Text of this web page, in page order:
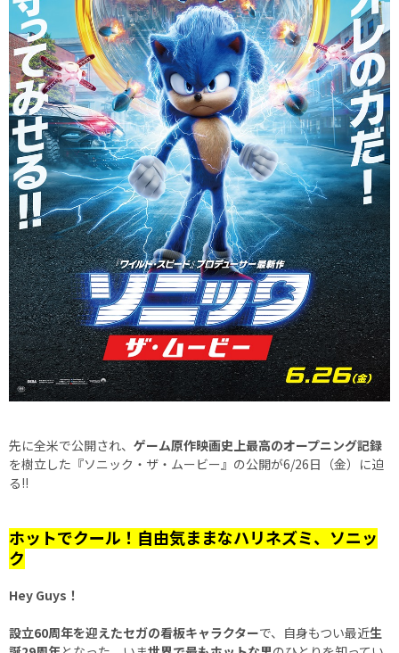
先に全米で公開され、 ゲーム原作映画史上最高のオープニング記録
を樹立した『ソニック・ザ・ムービー』の公開が6/26日（金）に迫
る!!
ホットでクール！自由気ままなハリネズミ、ソニッ
ク
Hey Guys！
設立60周年を迎えたセガの看板キャラクターで、自身もつい最近生